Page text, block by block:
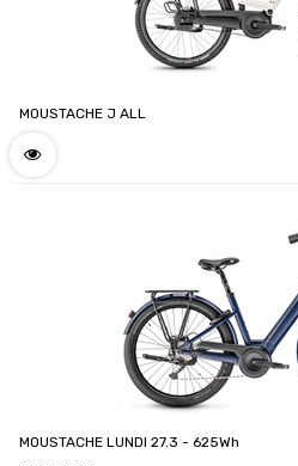
MOUSTACHE J ALL
MOUSTACHE LUNDI 27.3 - 625Wh